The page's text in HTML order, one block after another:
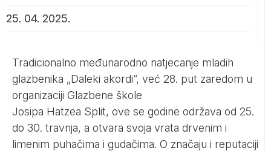
25. 04. 2025.
Tradicionalno međunarodno natjecanje mladih
glazbenika „Daleki akordi“, već 28. put zaredom u
organizaciji Glazbene škole
Josipa Hatzea Split, ove se godine održava od 25.
do 30. travnja, a otvara svoja vrata drvenim i
limenim puhačima i gudačima. O značaju i reputaciji